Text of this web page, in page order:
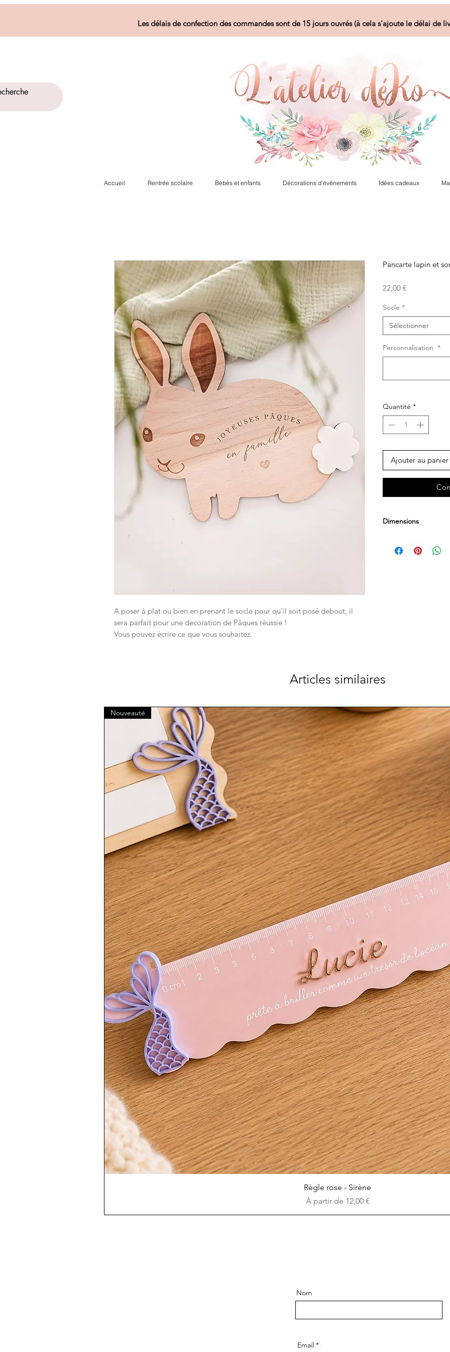
Les délais de confection des commandes sont de 15 jours ouvrés (à cela s'ajoute le délai de
Accueil Rentrée scolaire Bébés et enfants Décorations d'évènements Idées cadeaux
A poser à plat ou bien en prenant le socle pour qu'il soit posé debout, il
sera parfait pour une decoration de Pâques réussie !
Vous pouvez écrire ce que vous souhaitez.
Pancarte lapin et
22,00 €Prix
Socle *
Sélectionner
Personnalisation *
Quantité *
Ajouter au panier
Dimensions
35 x 28 cm
Articles similaires
Aperçu rapide
Nouveauté
Règle rose - Sirène
À partir de 12,00 €
Prix promotionnel
Nom
Email